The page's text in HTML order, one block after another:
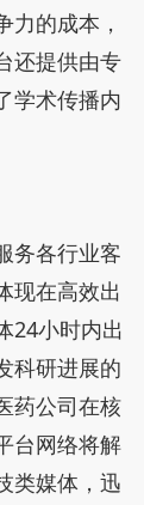
的成本，
还提供由专
学术传播内
务各行业客
现在高效出
24小时内出
科研进展的
药公司在核
台网络将解
类媒体，迅